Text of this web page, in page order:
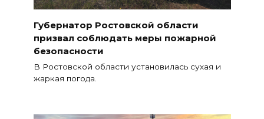
Губернатор Ростовской области
призвал соблюдать меры пожарной
безопасности
В Ростовской области установилась сухая и
жаркая погода.